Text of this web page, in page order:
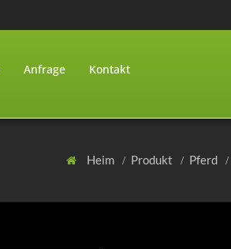
Anfrage Kontakt
Heim Produkt Pferd